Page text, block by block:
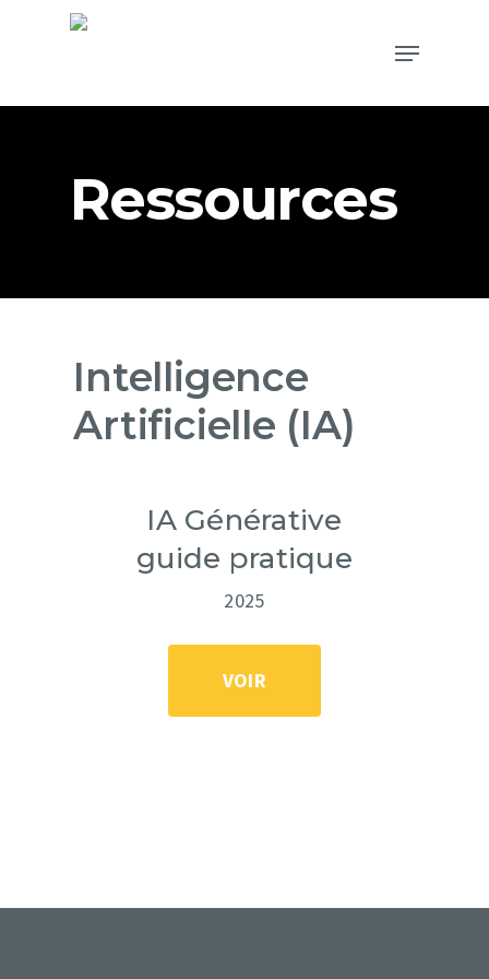
Ressources
Intelligence
Artificielle (IA)
IA Générative
guide pratique
2025
VOIR
Offre de
À propos
Médias